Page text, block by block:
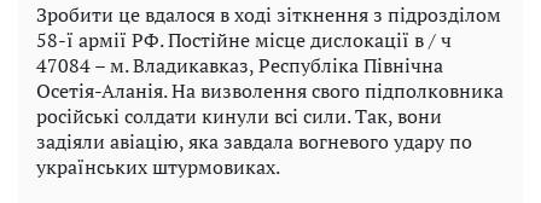
Зробити це вдалося в ході зіткнення з підрозділом
58-ї армії РФ. Постійне місце дислокації в / ч
47084 – м. Владикавказ, Республіка Північна
Осетія-Аланія. На визволення свого підполковника
російські солдати кинули всі сили. Так, вони
задіяли авіацію, яка завдала вогневого удару по
українських штурмовиках.